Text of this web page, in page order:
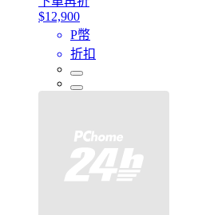
$12,900
P幣
折扣